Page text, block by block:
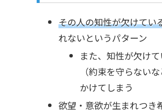
その人の知性が欠けてい
れないというパターン
また、知性が欠け
（約束を守らない
かけてしまう
欲望・意欲が生まれつき